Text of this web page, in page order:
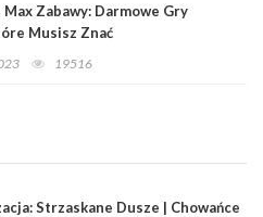
Zabawy: Darmowe Gry
Musisz Znać
19516
Strzaskane Dusze | Chowańce